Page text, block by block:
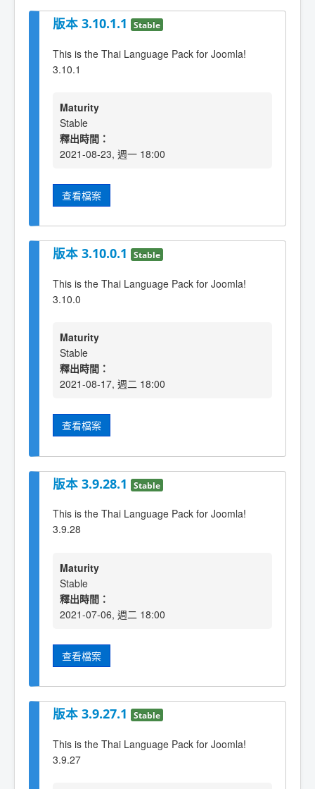
版本 3.10.1.1 Stable
This is the Thai Language Pack for Joomla!
3.10.1
Maturity
Stable
釋出時間：
2021-08-23, 週一 18:00
查看檔案
版本 3.10.0.1 Stable
This is the Thai Language Pack for Joomla!
3.10.0
Maturity
Stable
釋出時間：
2021-08-17, 週二 18:00
查看檔案
版本 3.9.28.1 Stable
This is the Thai Language Pack for Joomla!
3.9.28
Maturity
Stable
釋出時間：
2021-07-06, 週二 18:00
查看檔案
版本 3.9.27.1 Stable
This is the Thai Language Pack for Joomla!
3.9.27